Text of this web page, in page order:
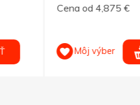
Cena od 4,875 €
Môj výber KÚPIŤ